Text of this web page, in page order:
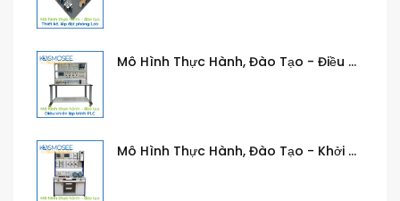
Mô Hình Thực Hành, Đào Tạo - Điều Khiển, Lập Trình PLC, LOGO
Mô Hình Thực Hành, Đào Tạo - Khởi Động, Điều Khiển Động Cơ